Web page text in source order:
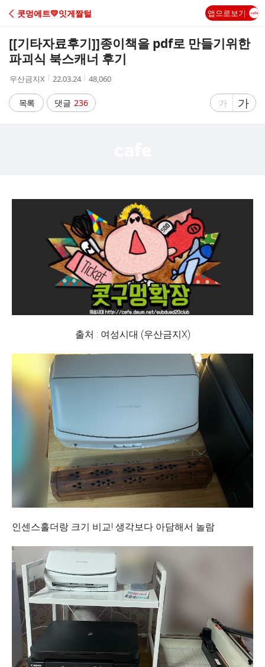
C
A
콧멍에트💛잇게짤털 앱으로보기
[[기타자료후기]]종이책을 pdf로 만들기위한
파괴식 북스캐너 후기
작
자
우산금지X
작
시
간
22.03.24
조
수
48,060
목록 댓글 236
글
가
글
자
가
출처 : 여성시대 (우산금지X)
인센스홀더랑 크기 비교! 생각보다 아담해서 놀람